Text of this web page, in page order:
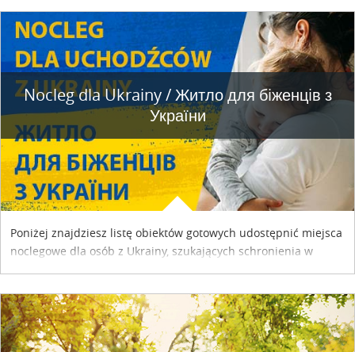
Nocleg dla Ukrainy / Житло для бiженцiв з
України
Poniżej znajdziesz listę obiektów gotowych udostępnić miejsca
noclegowe dla osób z Ukrainy, szukających schronienia w